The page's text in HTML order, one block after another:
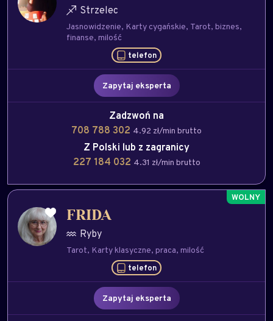
Strzelec
Jasnowidzenie Karty cygańskie Tarot biznes
finanse milość
telefon
Zapytaj eksperta
Zadzwoń na
708 788 302 4.92 zł/min brutto
Z Polski lub z zagranicy
227 184 032 4.31 zł/min brutto
FRIDA
Ryby
Tarot Karty klasyczne praca milość
telefon
Zapytaj eksperta